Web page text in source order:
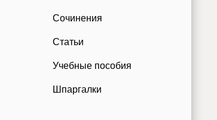
Сочинения
Статьи
Учебные пособия
Шпаргалки